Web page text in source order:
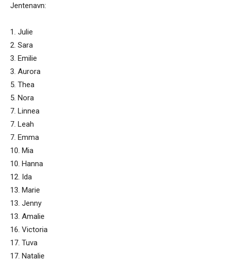
Jentenavn:
1. Julie
2. Sara
3. Emilie
3. Aurora
5. Thea
5. Nora
7. Linnea
7. Leah
7. Emma
10. Mia
10. Hanna
12. Ida
13. Marie
13. Jenny
13. Amalie
16. Victoria
17. Tuva
17. Natalie